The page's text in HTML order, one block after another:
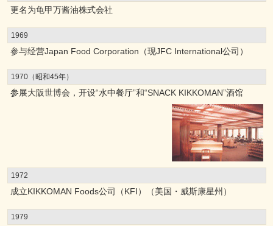
更名为龟甲万酱油株式会社
1969
参与经营Japan Food Corporation（现JFC International公司）
1970（昭和45年）
参展大阪世博会，开设“水中餐厅”和“SNACK KIKKOMAN”酒馆
1972
成立KIKKOMAN Foods公司（KFI）（美国・威斯康星州）
1979